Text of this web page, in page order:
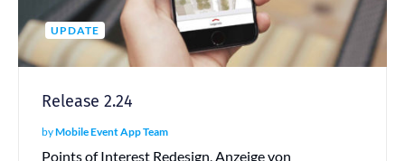
UPDATE
Release 2.24
byMobile Event App Team
Points of Interest Redesign, Anzeige von